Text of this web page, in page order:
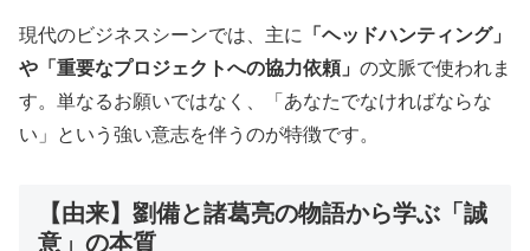
現代のビジネスシーンでは、主に
「ヘッドハンティング」
や「重要なプロジェクトへの協力依頼」 の文脈で使われま
す。単なるお願いではなく、「あなたでなければならな
い」という強い意志を伴うのが特徴です。
【由来】劉備と諸葛亮の物語から学ぶ「誠
意」の本質